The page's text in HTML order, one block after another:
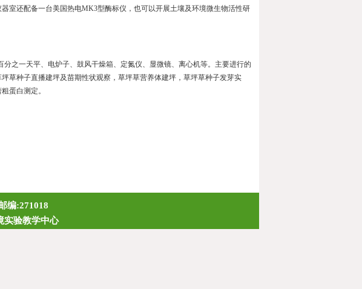
室还配备一台美国热电MK3型酶标仪，也可以开展土壤及环境微生物活性研
之一天平、电炉子、鼓风干燥箱、定氮仪、显微镜、离心机等。主要进行的
草种子直播建坪及苗期性状观察，草坪草营养体建坪，草坪草种子发芽实
蛋白测定。
编:271018
实验教学中心